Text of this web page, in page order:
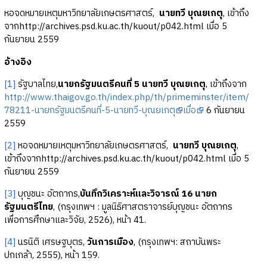
หอจดหมายเหตุมหาวิทยาลัยเกษตรศาสตร์, นายทวี บุณยเกตุ, เข้าถึง
จากhttp://archives.psd.ku.ac.th/kuout/p042.html เมื่อ 5
กันยายน 2559
อ้างอิง
[1] รัฐบาลไทย,นายกรัฐมนตรีคนที่ 5 นายทวี บุณยเกตุ, เข้าถึงจาก
http://www.thaigov.go.th/index.php/th/primeminster/item/
78211-นายกรัฐมนตรีคนที่-5-นายทวี-บุณยเกตุ เมื่อ
6 กันยายน
2559
[2] หอจดหมายเหตุมหาวิทยาลัยเกษตรศาสตร์, นายทวี บุณยเกตุ,
เข้าถึงจากhttp://archives.psd.ku.ac.th/kuout/p042.html เมื่อ 5
กันยายน 2559
[3] บุญชนะ อัตถากร,บันทึกวิเคราะห์และวิจารณ์ 16 นายก
รัฐมนตรีไทย, (กรุงเทพฯ : มูลนิธิศาสตราจารย์บุญชนะ อัตถากร
เพื่อการศึกษาและวิจัย, 2526), หน้า 41.
[4] นรนิติ เศรษฐบุตร, วันการเมือง, (กรุงเทพฯ: สถาบันพระ
ปกเกล้า, 2555), หน้า 159.